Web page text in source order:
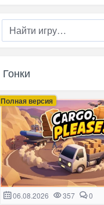
Гонки
Полная версия
06.08.2026 357 0